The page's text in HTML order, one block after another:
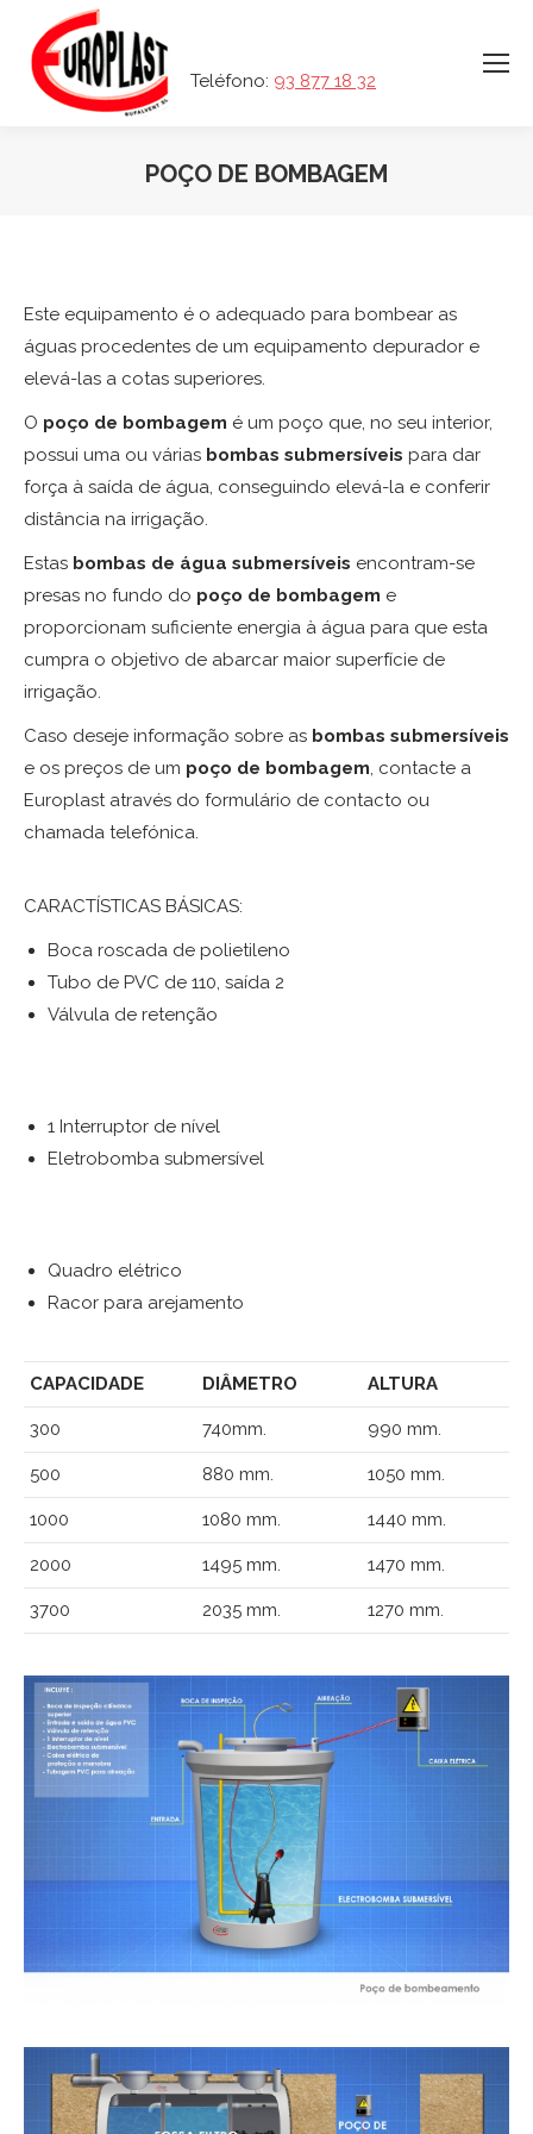
Teléfono: 93 877 18 32
POÇO DE BOMBAGEM
Este equipamento é o adequado para bombear as
águas procedentes de um equipamento depurador e
elevá-las a cotas superiores.
O poço de bombagem é um poço que, no seu interior,
possui uma ou várias bombas submersíveis para dar
força à saída de água, conseguindo elevá-la e conferir
distância na irrigação.
Estas bombas de água submersíveis encontram-se
presas no fundo do poço de bombagem e
proporcionam suficiente energia à água para que esta
cumpra o objetivo de abarcar maior superfície de
irrigação.
Caso deseje informação sobre as bombas submersíveis
e os preços de um poço de bombagem, contacte a
Europlast através do formulário de contacto ou
chamada telefónica.
CARACTÍSTICAS BÁSICAS:
Boca roscada de polietileno
Tubo de PVC de 110, saída 2
Válvula de retenção
1 Interruptor de nível
Eletrobomba submersível
Quadro elétrico
Racor para arejamento
CAPACIDADE DIÂMETRO ALTURA
300 740mm. 990 mm.
500 880 mm. 1050 mm.
1000 1080 mm. 1440 mm.
2000 1495 mm. 1470 mm.
3700 2035 mm. 1270 mm.